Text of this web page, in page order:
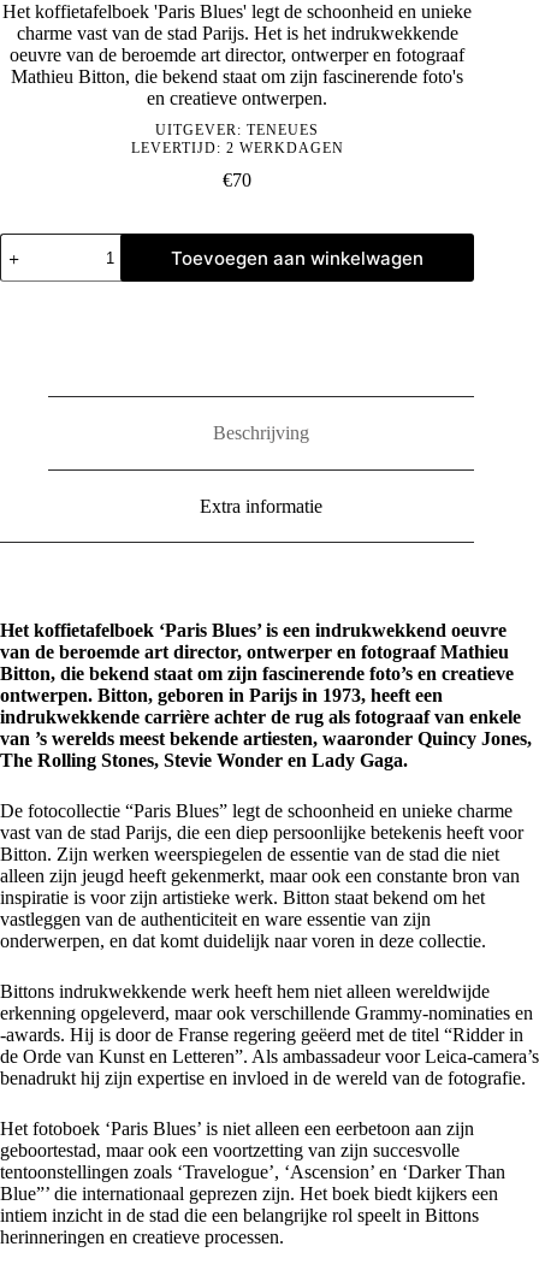
Het koffietafelboek 'Paris Blues' legt de schoonheid en unieke
charme vast van de stad Parijs. Het is het indrukwekkende
oeuvre van de beroemde art director, ontwerper en fotograaf
Mathieu Bitton, die bekend staat om zijn fascinerende foto's
en creatieve ontwerpen.
UITGEVER:TENEUES
LEVERTIJD: 2 WERKDAGEN
€70
Mathieu
Bitton:
Paris
Toevoegen aan winkelwagen
Beschrijving
Extra informatie
Het koffietafelboek ‘Paris Blues’ is een indrukwekkend oeuvre
van de beroemde art director, ontwerper en fotograaf Mathieu
Bitton, die bekend staat om zijn fascinerende foto’s en creatieve
ontwerpen. Bitton, geboren in Parijs in 1973, heeft een
indrukwekkende carrière achter de rug als fotograaf van enkele
van ’s werelds meest bekende artiesten, waaronder Quincy Jones,
The Rolling Stones, Stevie Wonder en Lady Gaga.
De fotocollectie “Paris Blues” legt de schoonheid en unieke charme
vast van de stad Parijs, die een diep persoonlijke betekenis heeft voor
Bitton. Zijn werken weerspiegelen de essentie van de stad die niet
alleen zijn jeugd heeft gekenmerkt, maar ook een constante bron van
inspiratie is voor zijn artistieke werk. Bitton staat bekend om het
vastleggen van de authenticiteit en ware essentie van zijn
onderwerpen, en dat komt duidelijk naar voren in deze collectie.
Bittons indrukwekkende werk heeft hem niet alleen wereldwijde
erkenning opgeleverd, maar ook verschillende Grammy-nominaties en
-awards. Hij is door de Franse regering geëerd met de titel “Ridder in
de Orde van Kunst en Letteren”. Als ambassadeur voor Leica-camera’s
benadrukt hij zijn expertise en invloed in de wereld van de fotografie.
Het fotoboek ‘Paris Blues’ is niet alleen een eerbetoon aan zijn
geboortestad, maar ook een voortzetting van zijn succesvolle
tentoonstellingen zoals ‘Travelogue’, ‘Ascension’ en ‘Darker Than
Blue”’ die internationaal geprezen zijn. Het boek biedt kijkers een
intiem inzicht in de stad die een belangrijke rol speelt in Bittons
herinneringen en creatieve processen.